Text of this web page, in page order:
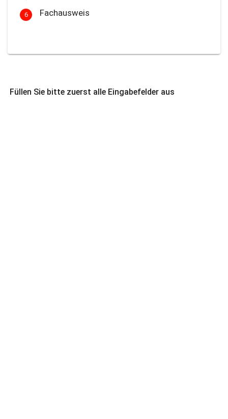
6 Fachausweis
Füllen Sie bitte zuerst alle Eingabefelder aus